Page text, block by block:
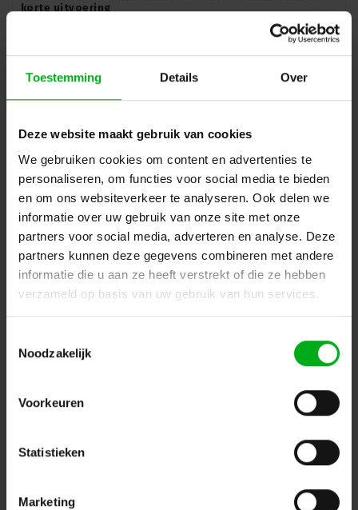
Toestemming Details Over
Deze website maakt gebruik van cookies
We gebruiken cookies om content en advertenties te
personaliseren, om functies voor social media te bieden
en om ons websiteverkeer te analyseren. Ook delen we
informatie over uw gebruik van onze site met onze
partners voor social media, adverteren en analyse. Deze
partners kunnen deze gegevens combineren met andere
informatie die u aan ze heeft verstrekt of die ze hebben
verzameld op basis van uw gebruik van hun services.
Noodzakelijk
Voorkeuren
Statistieken
Marketing
korte uitvoering
Levertijd op aanvraag
OP=OP